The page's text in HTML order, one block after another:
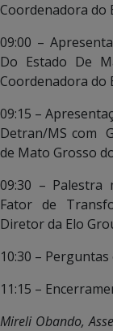
Coordenadora do
09:00 –
Do Estado De
Coordenadora do
09:15 –
Detran/MS com
de Mato Grosso
09:30 – Palestra
Fator de
Diretor da Elo
10:30 – Perguntas
11:15 –
Mireli Obando,